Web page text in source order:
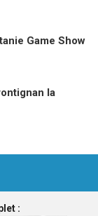
Game Show
la
: